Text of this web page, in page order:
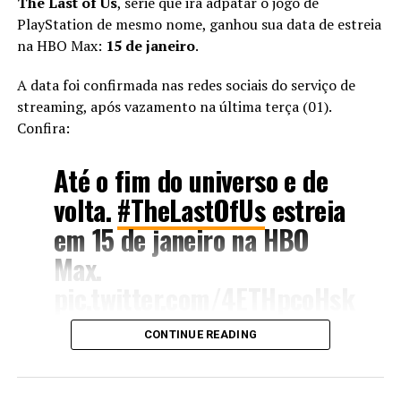
++Veja também:
– Wandinha | Série expande o universo de A Família
a estes personagens.
– Por essa os fãs não esperavam! CEO da Warner Bros,
Potter
Acompanhe nossas redes sociais para mais
Facebook|Instagram|Twitter |YouTube
de hemodiálise e a espera por um transplante de rim.
Mas o romance com o jovem médico Gabriel (Henrique
objetivo de tocar nos palcos junto à Orquestra Sinfônica
de São Paulo.
PlayStation de mesmo nome, ganhou sua data de estreia
na HBO Max: 15 de janeiro.
A data foi confirmada nas redes sociais do serviço de
streaming, após vazamento na última terça (01).
Confira:
Até o fim do universo e de
volta.#TheLastOfUsestreia
em 15 de janeiro na HBO
Max.
— HBO Max Brasil
(@HBOMaxBR)November
CONTINUE READING